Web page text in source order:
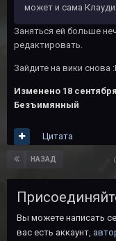
может и сама
Заняться ей больше
редактировать.
Зайдите на вики снова
Изменено 18
Безъимянный
Цитата
НАЗАД
Вы можете написать
вас есть аккаунт,